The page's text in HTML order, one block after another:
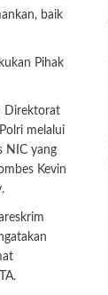
baik
Pihak
Direktorat
melalui
NIC yang
Kevin